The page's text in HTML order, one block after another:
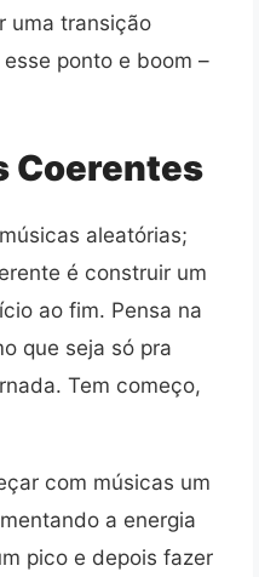
uma transição
ponto e boom –
Coerentes
aleatórias;
é construir um
ao fim. Pensa na
que seja só pra
Tem começo,
com músicas um
a energia
pico e depois fazer